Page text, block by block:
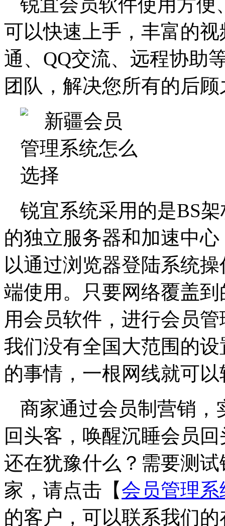
可以快速上手，丰富的
通、QQ交流、远程协助
团队，解决您所有的后
锐宜系统采用的是BS
的独立服务器和加速中
以通过浏览器登陆系统
端使用。只要网络覆盖
用会员软件，进行会员
我们没有全国大范围的
的事情，一根网线就可
商家通过会员制营销，
回头客，唤醒沉睡会员
还在犹豫什么？需要测
家，请点击【会员管理
的客户，可以联系我们